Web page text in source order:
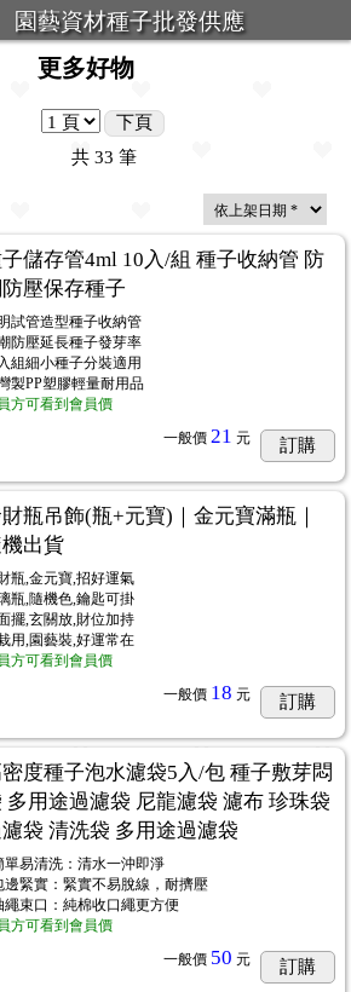
藝資材種子批發供應
更多好物
下頁
共 33 筆
儲存管4ml 10入/組 種子收納管 防
壓保存種子
試管造型種子收納管
防壓延長種子發芽率
組細小種子分裝適用
製PP塑膠輕量耐用品
方可看到會員價
一般價 21 元 訂購
瓶吊飾(瓶+元寶)｜金元寶滿瓶｜
出貨
瓶,金元寶,招好運氣
瓶,隨機色,鑰匙可掛
擺,玄關放,財位加持
用,園藝裝,好運常在
方可看到會員價
一般價 18 元 訂購
度種子泡水濾袋5入/包 種子敷芽悶
多用途過濾袋 尼龍濾袋 濾布 珍珠袋
袋 清洗袋 多用途過濾袋
單易清洗：清水一沖即淨
邊緊實：緊實不易脫線，耐擠壓
繩束口：純棉收口繩更方便
方可看到會員價
一般價 50 元 訂購